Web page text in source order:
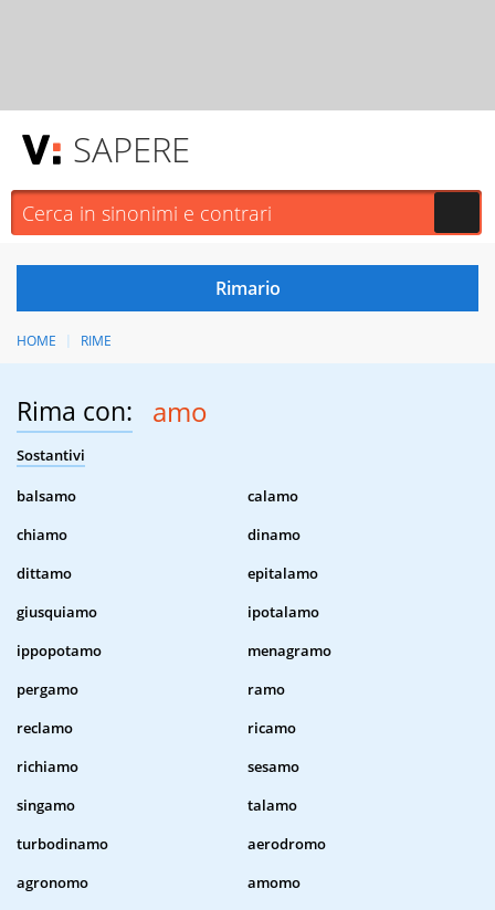
SAPERE
HOME RIME
Rima con: amo
Sostantivi
balsamo
calamo
chiamo
dinamo
dittamo
epitalamo
giusquiamo
ipotalamo
ippopotamo
menagramo
pergamo
ramo
reclamo
ricamo
richiamo
sesamo
singamo
talamo
turbodinamo
aerodromo
agronomo
amomo